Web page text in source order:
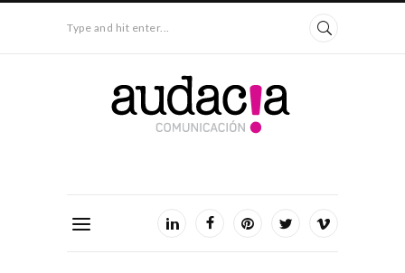
Type and hit enter...